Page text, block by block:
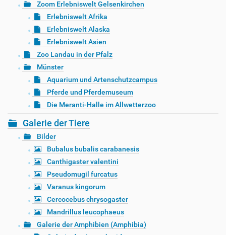
Zoom Erlebniswelt Gelsenkirchen
Erlebniswelt Afrika
Erlebniswelt Alaska
Erlebniswelt Asien
Zoo Landau in der Pfalz
Münster
Aquarium und Artenschutzcampus
Pferde und Pferdemuseum
Die Meranti-Halle im Allwetterzoo
Galerie der Tiere
Bilder
Bubalus bubalis carabanesis
Canthigaster valentini
Pseudomugil furcatus
Varanus kingorum
Cercocebus chrysogaster
Mandrillus leucophaeus
Galerie der Amphibien (Amphibia)